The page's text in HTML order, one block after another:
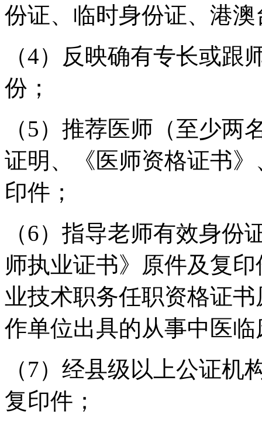
份证、临时身份证、港
（4）反映确有专长或跟
份；
（5）推荐医师（至少
证明、《医师资格证书
印件；
（6）指导老师有效身
师执业证书》原件及复
业技术职务任职资格证
作单位出具的从事中医
（7）经县级以上公证
复印件；